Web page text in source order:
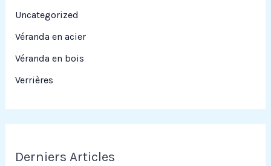
Uncategorized
Véranda en acier
Véranda en bois
Verrières
Derniers Articles